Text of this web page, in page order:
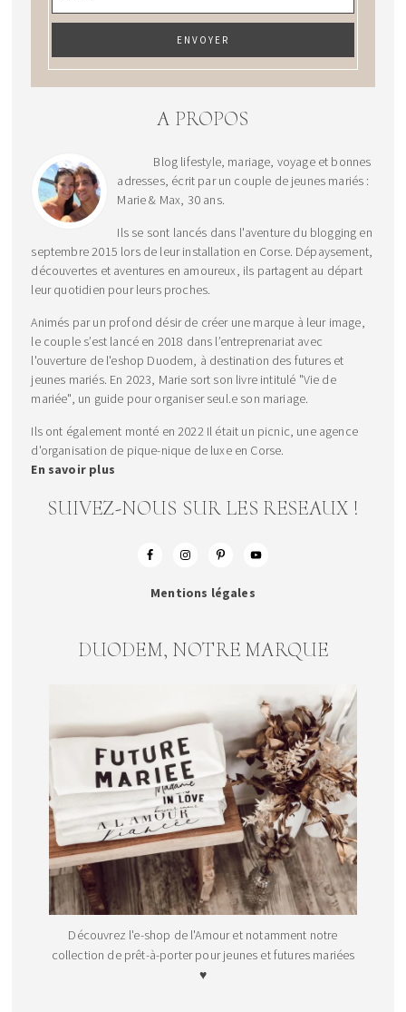
A PROPOS
Blog lifestyle, mariage, voyage et bonnes
adresses, écrit par un couple de jeunes mariés :
Marie & Max, 30 ans.
Ils se sont lancés dans l'aventure du blogging en
septembre 2015 lors de leur installation en Corse. Dépaysement,
découvertes et aventures en amoureux, ils partagent au départ
leur quotidien pour leurs proches.
Animés par un profond désir de créer une marque à leur image,
le couple s’est lancé en 2018 dans l’entreprenariat avec
l'ouverture de l'eshop Duodem, à destination des futures et
jeunes mariés. En 2023, Marie sort son livre intitulé "Vie de
mariée", un guide pour organiser seul.e son mariage.
Ils ont également monté en 2022 Il était un picnic, une agence
d'organisation de pique-nique de luxe en Corse.
En savoir plus
SUIVEZ-NOUS SUR LES RESEAUX !
Mentions légales
DUODEM, NOTRE MARQUE
Découvrez l'e-shop de l'Amour et notamment notre
collection de prêt-à-porter pour jeunes et futures mariées
♥